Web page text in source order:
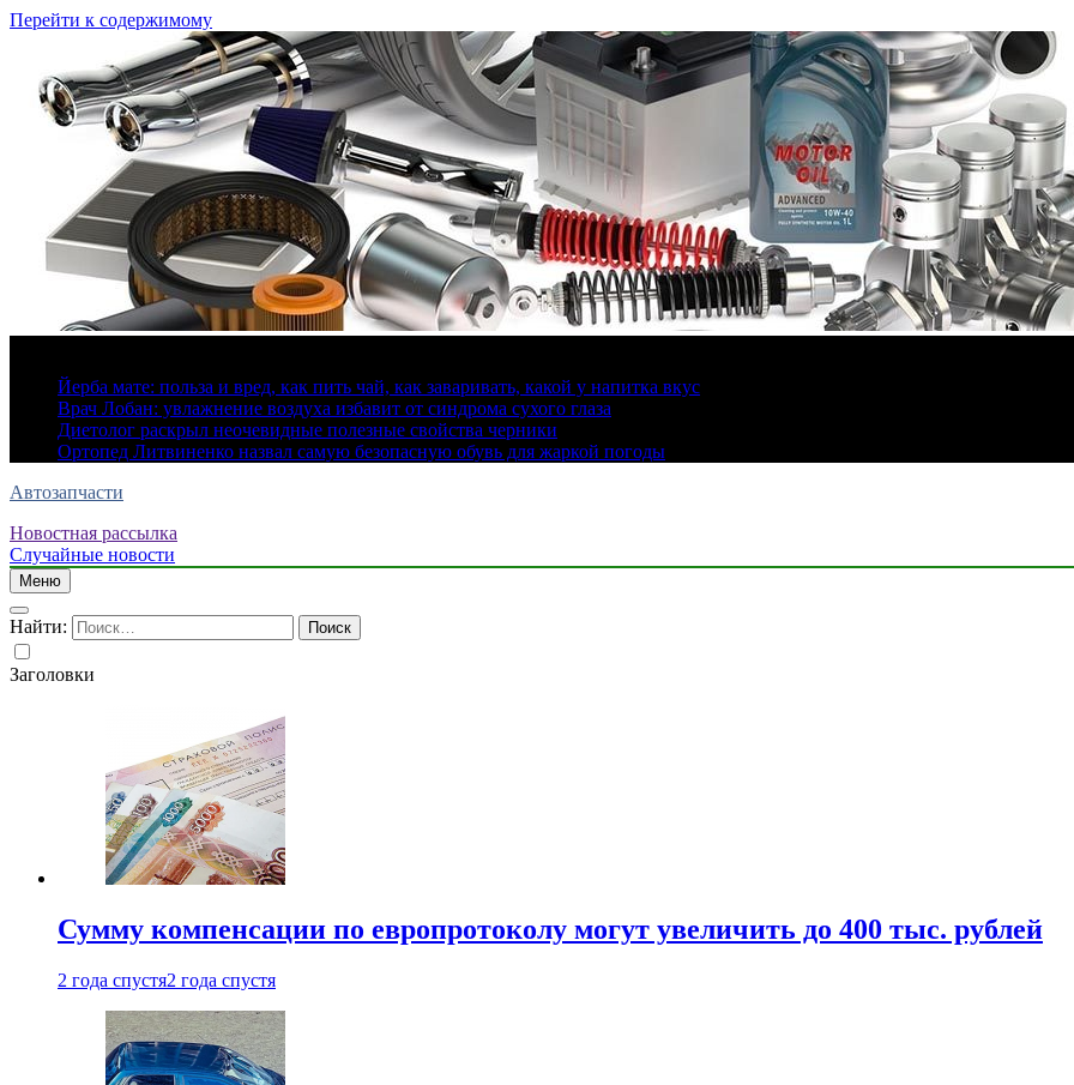
Перейти к содержимому
Йерба мате: польза и вред, как пить чай, как заваривать, какой у напитка вкус
Врач Лобан: увлажнение воздуха избавит от синдрома сухого глаза
Диетолог раскрыл неочевидные полезные свойства черники
Ортопед Литвиненко назвал самую безопасную обувь для жаркой погоды
Автозапчасти
Новостная рассылка
Случайные новости
Меню
Найти:
Заголовки
Сумму компенсации по европротоколу могут увеличить до 400 тыс. рублей
2 года спустя2 года спустя